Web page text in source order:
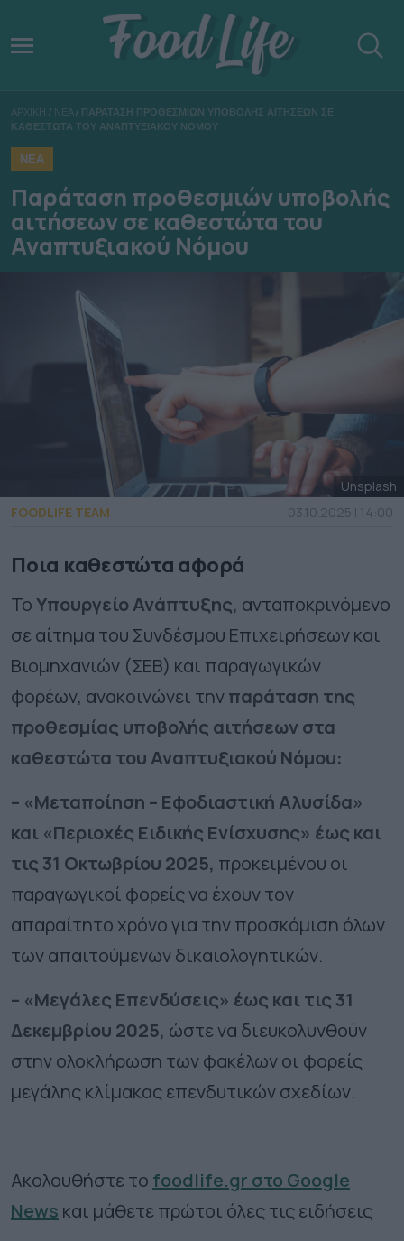
ΑΡΧΙΚΗ / ΝΕΑ / ΠΑΡΑΤΑΣΗ ΠΡΟΘΕΣΜΙΩΝ ΥΠΟΒΟΛΗΣ ΑΙΤΗΣΕΩΝ ΣΕ
ΚΑΘΕΣΤΩΤΑ ΤΟΥ ΑΝΑΠΤΥΞΙΑΚΟΥ ΝΟΜΟΥ
ΝΕΑ
Παράταση προθεσμιών υποβολής
αιτήσεων σε καθεστώτα του
Αναπτυξιακού Νόμου
Unsplash
FOODLIFE TEAM
03.10.2025 | 14:00
Ποια καθεστώτα αφορά
ΤοΥπουργείο Ανάπτυξης, ανταποκρινόμενο
σε αίτημα του Συνδέσμου Επιχειρήσεων και
Βιομηχανιών (ΣΕΒ) και παραγωγικών
φορέων, ανακοινώνει τηνπαράταση της
προθεσμίας υποβολής αιτήσεων στα
καθεστώτα του Αναπτυξιακού Νόμου:
– «Μεταποίηση – Εφοδιαστική Αλυσίδα»
και «Περιοχές Ειδικής Ενίσχυσης» έως και
τις 31 Οκτωβρίου 2025, προκειμένου οι
παραγωγικοί φορείς να έχουν τον
απαραίτητο χρόνο για την προσκόμιση όλων
των απαιτούμενων δικαιολογητικών.
– «Μεγάλες Επενδύσεις» έως και τις 31
Δεκεμβρίου 2025, ώστε να διευκολυνθούν
στην ολοκλήρωση των φακέλων οι φορείς
μεγάλης κλίμακας επενδυτικών σχεδίων.
Ακολουθήστε το foodlife.gr στο Google
News και μάθετε πρώτοι όλες τις ειδήσεις